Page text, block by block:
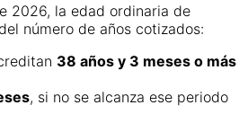
2026, la edad ordinaria de
número de años cotizados:
38 años y 3 meses o más
, si no se alcanza ese periodo